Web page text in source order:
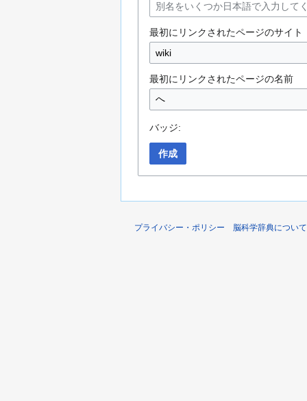
最初にリンクされたページのサイト
最初にリンクされたページの名前
バッジ:
作成
プライバシー・ポリシー 脳科学辞典について